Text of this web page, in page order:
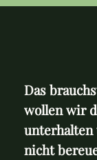
Das
wollen wir
nicht